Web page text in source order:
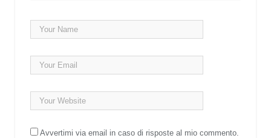
Avvertimi via email in caso di risposte al mio commento.